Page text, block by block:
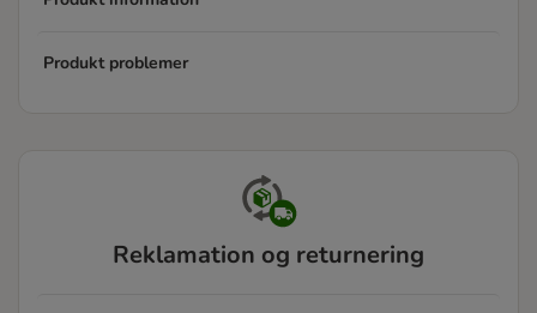
Produkt problemer
Reklamation og returnering